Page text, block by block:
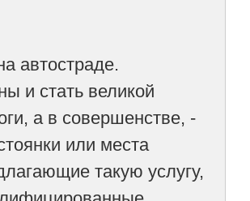
автостраде.
и стать великой
а в совершенстве, -
или места
такую услугу,